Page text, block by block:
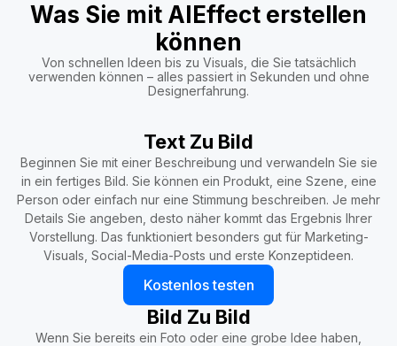
Was Sie mit AIEffect erstellen
können
Von schnellen Ideen bis zu Visuals, die Sie tatsächlich
verwenden können – alles passiert in Sekunden und ohne
Designerfahrung.
Text Zu Bild
Beginnen Sie mit einer Beschreibung und verwandeln Sie sie
in ein fertiges Bild. Sie können ein Produkt, eine Szene, eine
Person oder einfach nur eine Stimmung beschreiben. Je mehr
Details Sie angeben, desto näher kommt das Ergebnis Ihrer
Vorstellung. Das funktioniert besonders gut für Marketing-
Visuals, Social-Media-Posts und erste Konzeptideen.
Kostenlos testen
Bild Zu Bild
Wenn Sie bereits ein Foto oder eine grobe Idee haben,